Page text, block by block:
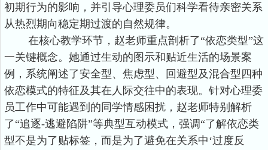
初期行为的影响，并引导心理委员们科学看待亲密关系
从热烈期向稳定期过渡的自然规律。
在核心教学环节，赵老师重点剖析了“依恋类型”这
一关键概念。她通过生动的图示和贴近生活的场景案
例，系统阐述了安全型、焦虑型、回避型及混合型四种
依恋模式的特征及其在人际交往中的表现。针对心理委
员工作中可能遇到的同学情感困扰，赵老师特别解析
了“追逐-逃避陷阱”等典型互动模式，强调“了解依恋类
型不是为了贴标签，而是为了避免在关系中‘过度反